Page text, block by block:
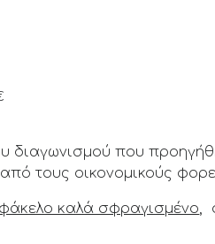
διαγωνισμού που
τους οικονομικούς
φάκελο καλά σφραγισμένο,